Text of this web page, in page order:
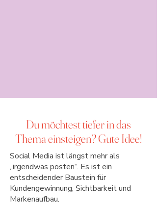
Du möchtest tiefer in das
Thema einsteigen? Gute Idee!
Social Media ist längst mehr als
„irgendwas posten“. Es ist ein
entscheidender Baustein für
Kundengewinnung, Sichtbarkeit und
Markenaufbau.